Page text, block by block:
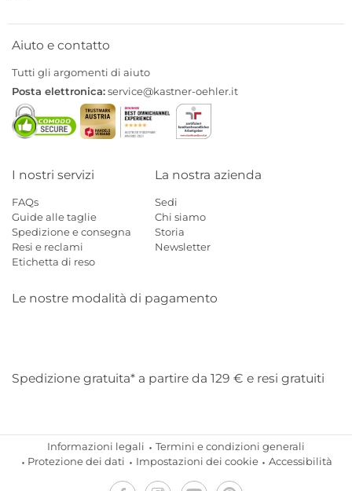
Aiuto e contatto
Tutti gli argomenti di aiuto
Posta elettronica:service@kastner-oehler.it
I nostri servizi
FAQs
Guide alle taglie
Spedizione e consegna
Resi e reclami
Etichetta di reso
La nostra azienda
Sedi
Chi siamo
Storia
Newsletter
Le nostre modalità di pagamento
Spedizione gratuita* a partire da 129 € e resi gratuiti
Informazioni legali
Termini e condizioni generali
Protezione dei dati
Impostazioni dei cookie Accessibilità